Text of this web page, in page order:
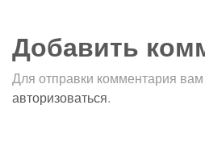
Добавить
Для отправки комментария
авторизоваться.